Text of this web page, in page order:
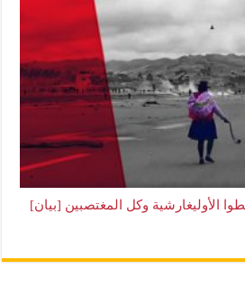
الأوليغارشية وكل المغتصبين [بيان]